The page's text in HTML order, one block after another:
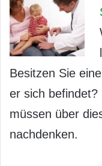
Besitzen Sie
er sich befindet?
müssen über
nachdenken.